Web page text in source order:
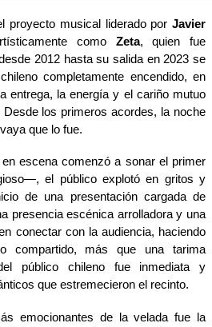
proyecto musical liderado porJavier
como Zeta, quien fue
2012 hasta su salida en 2023 se
completamente encendido, en
entrega, la energía y el cariño mutuo
los primeros acordes, la noche
que lo fue.
escena comenzó a sonar el primer
el público explotó en gritos y
de una presentación cargada de
presencia escénica arrolladora y una
conectar con la audiencia, haciendo
compartido, más que una tarima
público chileno fue inmediata y
que estremecieron el recinto.
emocionantes de la velada fue la